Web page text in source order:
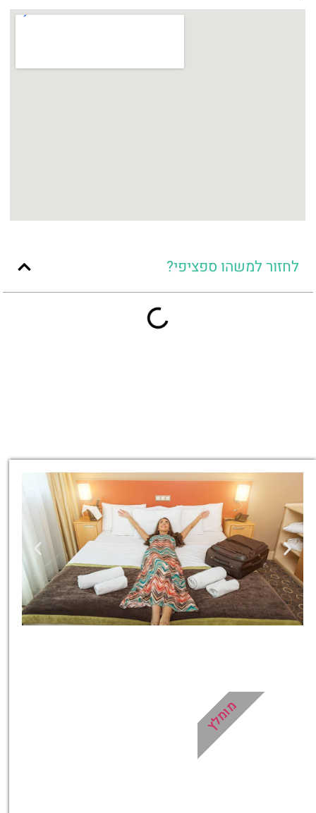
לחזור למשהו ספציפי?
מומלץ?
לחצו
פה!
מומלץ